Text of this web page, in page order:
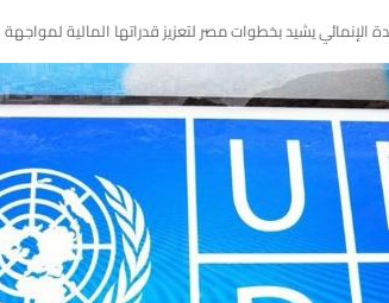
الإنمائي يشيد بخطوات مصر لتعزيز قدراتها المالية